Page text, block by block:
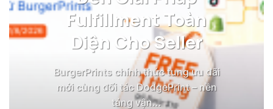
Fulfillment Toàn
Diện Cho Seller
BurgerPrints chính thức tung ưu đãi
mới cùng đối tác DodgePrint – nền
tảng vận...